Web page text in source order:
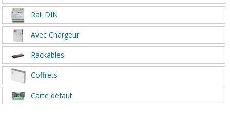
Rail DIN
Avec Chargeur
Rackables
Coffrets
Carte défaut